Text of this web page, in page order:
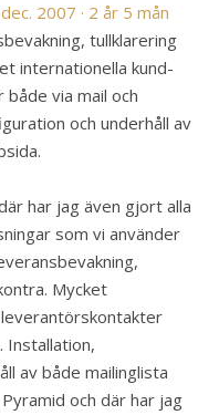
2007 · 2 år 5 mån
tullklarering
internationella kund-
via mail och
och underhåll av
har jag även gjort alla
som vi använder
Mycket
Installation,
av både mailinglista
och där har jag